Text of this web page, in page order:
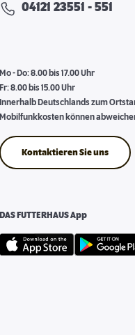
04121 23551 - 551
Mo - Do: 8.00 bis 17.00 Uhr
Fr: 8.00 bis 15.00 Uhr
Innerhalb Deutschlands zum
Mobilfunkkosten können
Kontaktieren Sie uns
DAS FUTTERHAUS App